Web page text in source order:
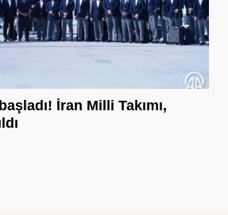
İran Milli Takımı,